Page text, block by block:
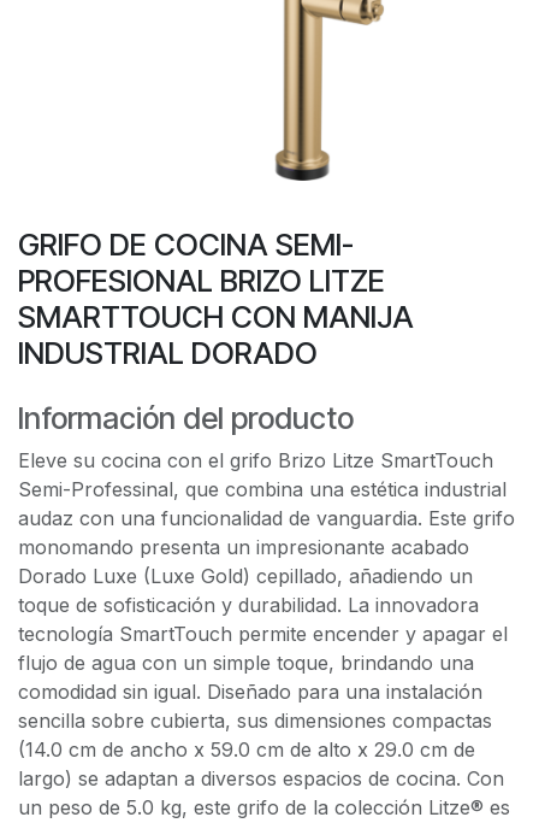
GRIFO DE COCINA SEMI-
PROFESIONAL BRIZO LITZE
SMARTTOUCH CON MANIJA
INDUSTRIAL DORADO
Información del producto
Eleve su cocina con el grifo Brizo Litze SmartTouch
Semi-Professinal, que combina una estética industrial
audaz con una funcionalidad de vanguardia. Este grifo
monomando presenta un impresionante acabado
Dorado Luxe (Luxe Gold) cepillado, añadiendo un
toque de sofisticación y durabilidad. La innovadora
tecnología SmartTouch permite encender y apagar el
flujo de agua con un simple toque, brindando una
comodidad sin igual. Diseñado para una instalación
sencilla sobre cubierta, sus dimensiones compactas
(14.0 cm de ancho x 59.0 cm de alto x 29.0 cm de
largo) se adaptan a diversos espacios de cocina. Con
un peso de 5.0 kg, este grifo de la colección Litze® es